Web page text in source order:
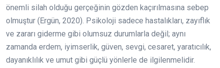
önemli silah olduğu gerçeğinin gözden kaçırılmasına sebep
olmuştur (Ergün, 2020). Psikoloji sadece hastalıkları, zayıflık
ve zararı giderme gibi olumsuz durumlarla değil; aynı
zamanda erdem, iyimserlik, güven, sevgi, cesaret, yaratıcılık,
dayanıklılık ve umut gibi güçlü yönlerle de ilgilenmelidir.